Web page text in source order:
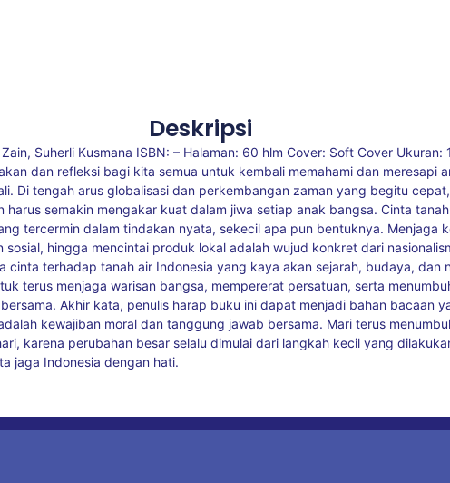
Deskripsi
Suherli Kusmana ISBN: – Halaman: 60 hlm Cover: Soft Cover
dan refleksi bagi kita semua untuk kembali memahami dan meresapi
Di tengah arus globalisasi dan perkembangan zaman yang begitu
semakin mengakar kuat dalam jiwa setiap anak bangsa. Cinta
tercermin dalam tindakan nyata, sekecil apa pun bentuknya. Menjaga
hingga mencintai produk lokal adalah wujud konkret dari
cinta terhadap tanah air Indonesia yang kaya akan sejarah, budaya, dan
terus menjaga warisan bangsa, mempererat persatuan, serta
Akhir kata, penulis harap buku ini dapat menjadi bahan bacaan
kewajiban moral dan tanggung jawab bersama. Mari terus
karena perubahan besar selalu dimulai dari langkah kecil yang
jaga Indonesia dengan hati.